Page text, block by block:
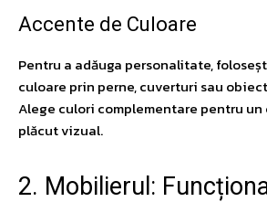
Accente de Culoare
Pentru a adăuga personalitate,
culoare prin perne, cuverturi sau
Alege culori complementare pentru
plăcut vizual.
2. Mobilierul: